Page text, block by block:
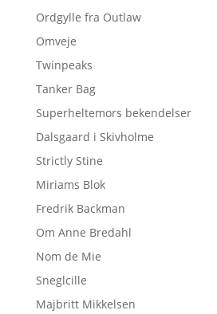
Ordgylle fra Outlaw
Omveje
Twinpeaks
Tanker Bag
Superheltemors bekendelser
Dalsgaard i Skivholme
Strictly Stine
Miriams Blok
Fredrik Backman
Om Anne Bredahl
Nom de Mie
Sneglcille
Majbritt Mikkelsen